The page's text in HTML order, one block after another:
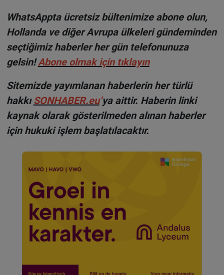
WhatsAppta ücretsiz bültenimize abone olun,
Hollanda ve diğer Avrupa ülkeleri gündeminden
seçtiğimiz haberler her gün telefonunuza
gelsin! Abone olmak için tıklayın
Sitemizde yayımlanan haberlerin her türlü
hakkıSONHABER.eu’ya aittir. Haberin linki
kaynak olarak gösterilmeden alınan haberler
için hukuki işlem başlatılacaktır.